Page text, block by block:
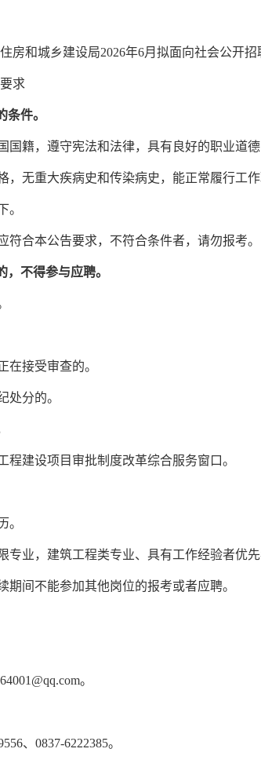
房和城乡建设局2026年6月拟面向社会公开招
求
件。
国籍，遵守宪法和法律，具有良好的职业道
，无重大疾病史和传染病史，能正常履行工作
。
符合本公告要求，不符合条件者，请勿报考。
不得参与应聘。
在接受审查的。
处分的。
程建设项目审批制度改革综合服务窗口。
。
专业，建筑工程类专业、具有工作经验者优
期间不能参加其他岗位的报考或者应聘。
。
、0837-6222385。